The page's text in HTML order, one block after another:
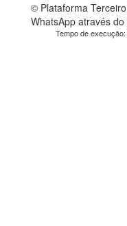
© Plataforma
WhatsApp através
Tempo de